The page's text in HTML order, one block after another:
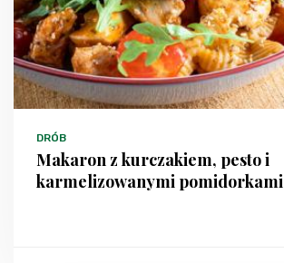
DRÓB
Makaron z kurczakiem, pesto i
karmelizowanymi pomidorkami